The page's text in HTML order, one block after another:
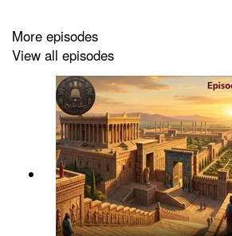
More episodes
View all episodes